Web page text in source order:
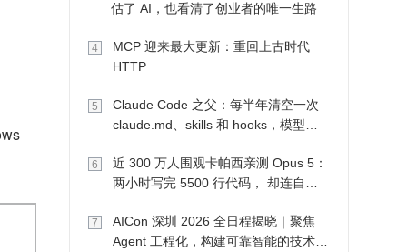
估了 AI，也看清了创业者的唯一生路
4
MCP 迎来最大更新：重回上古时代
HTTP
5
Claude Code 之父：每半年清空一次
claude.md、skills 和 hooks，模型自
6
近 300 万人围观卡帕西亲测 Opus 5：
两小时写完 5500 行代码， 却连自己
7
AICon 深圳 2026 全日程揭晓｜聚焦
Agent 工程化，构建可靠智能的技术路